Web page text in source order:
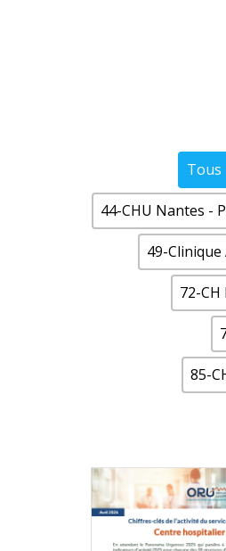
Tous
44-CHU Nantes -
49-Clinique
72-
85-